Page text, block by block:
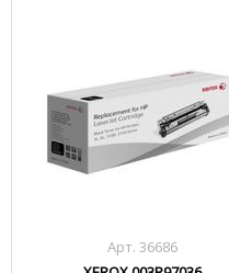
Арт. 36686